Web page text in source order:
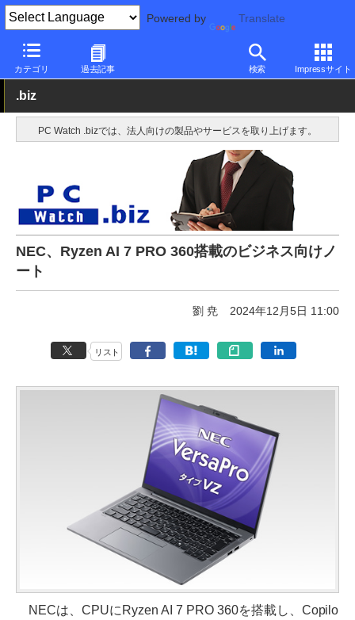
Powered by Translate
カテゴリ 過去記事 検索 Impressサイト
PC Watch パソコン/タブレット/スマートフォン ノートパソコン
.biz
PC Watch .bizでは、法人向けの製品やサービスを取り上げます。
NEC、Ryzen AI 7 PRO 360搭載のビジネス向けノ
ート
劉 尭 2024年12月5日 11:00
リスト
NECは、CPUにRyzen AI 7 PRO 360を搭載し、Copilo